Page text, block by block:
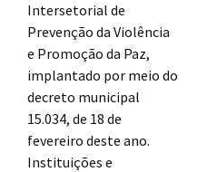
Intersetorial de
Prevenção da Violência
e Promoção da Paz,
implantado por meio do
decreto municipal
15.034, de 18 de
fevereiro deste ano.
Instituições e